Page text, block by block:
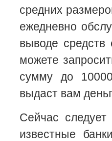
средних
ежедневно
выводе
можете
сумму до
выдаст вам
Сейчас
известные